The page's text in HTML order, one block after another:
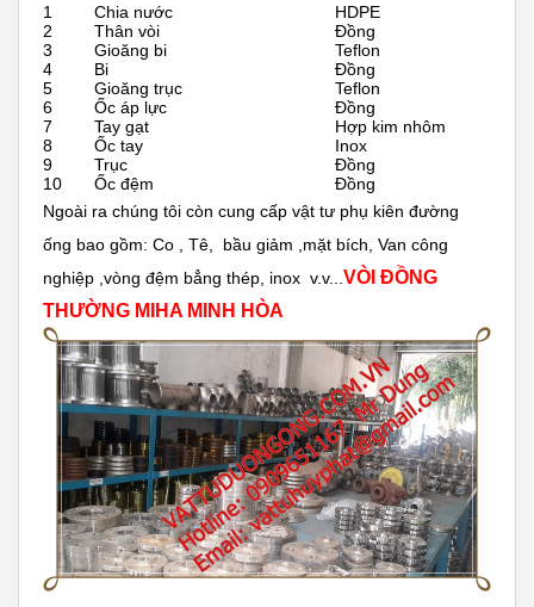
1
Chia nước
HDPE
2
Thân vòi
Đồng
3
Gioăng bi
Teflon
4
Bi
Đồng
5
Gioăng trục
Teflon
6
Ốc áp lực
Đồng
7
Tay gạt
Hợp kim nhôm
8
Ốc tay
Inox
9
Trục
Đồng
10
Ốc đệm
Đồng
Ngoài ra chúng tôi còn cung cấp vật tư phụ kiên đường
ống bao gồm: Co , Tê, bầu giảm ,mặt bích, Van công
nghiệp ,vòng đệm bẳng thép, inox v.v... VÒI ĐỒNG
THƯỜNG MIHA MINH HÒA